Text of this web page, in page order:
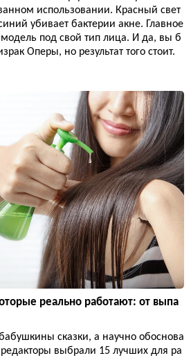
использовании. Красный свет
убивает бактерии акне. Главное
под свой тип лица. И да, вы б
Оперы, но результат того стоит.
реально работают: от выпа
сказки, а научно обоснова
выбрали 15 лучших для ра